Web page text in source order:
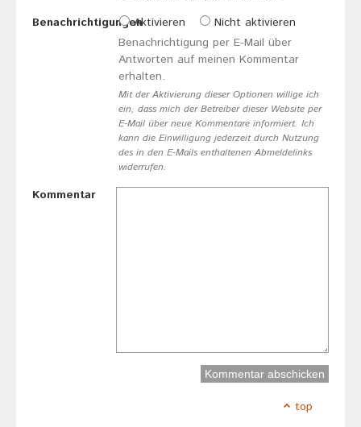
BenachrichtigungenAktivieren
Nicht aktivieren
Benachrichtigung per E-Mail über
Antworten auf meinen Kommentar
erhalten.
Mit der Aktivierung dieser Optionen willige ich
ein, dass mich der Betreiber dieser Website per
E-Mail über neue Kommentare informiert. Ich
kann die Einwilligung jederzeit durch Nutzung
des in den E-Mails enthaltenen Abmeldelinks
widerrufen.
Kommentar
top